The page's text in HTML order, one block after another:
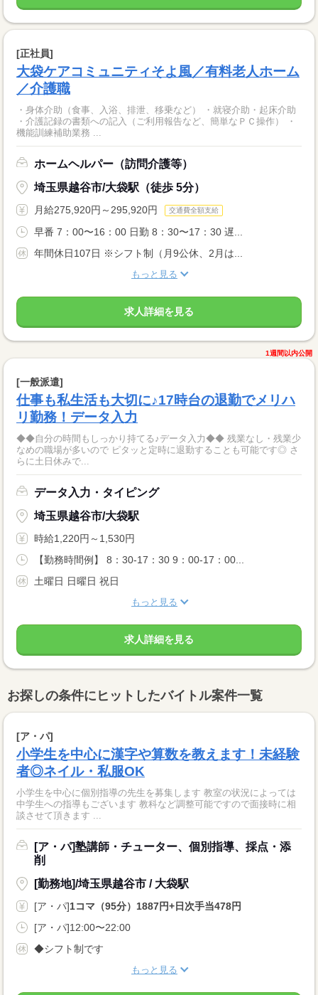
[正社員]
大袋ケアコミュニティそよ風／有料老人ホーム
／介護職
・身体介助（食事、入浴、排泄、移乗など） ・就寝介助・起床介助
・介護記録の書類への記入（ご利用報告など、簡単なＰＣ操作） ・
機能訓練補助業務 ...
ホームヘルパー（訪問介護等）
埼玉県越谷市/大袋駅（徒歩 5分）
月給275,920円～295,920円 交通費全額支給
早番 7：00〜16：00 日勤 8：30〜17：30 遅...
年間休日107日 ※シフト制（月9公休、2月は...
もっと見る
求人詳細を見る
1週間以内公開
[一般派遣]
仕事も私生活も大切に♪17時台の退勤でメリハ
リ勤務！データ入力
◆◆自分の時間もしっかり持てる♪データ入力◆◆ 残業なし・残業少
なめの職場が多いので ピタッと定時に退勤することも可能です◎ さ
らに土日休みで...
データ入力・タイピング
埼玉県越谷市/大袋駅
時給1,220円～1,530円
【勤務時間例】 8：30-17：30 9：00-17：00...
土曜日 日曜日 祝日
もっと見る
求人詳細を見る
お探しの条件にヒットしたバイトル案件一覧
[ア・パ]
小学生を中心に漢字や算数を教えます！未経験
者◎ネイル・私服OK
小学生を中心に個別指導の先生を募集します 教室の状況によっては
中学生への指導もございます 教科など調整可能ですので面接時に相
談させて頂きます ...
[ア・パ]塾講師・チューター、個別指導、採点・添
削
[勤務地]/埼玉県越谷市 / 大袋駅
[ア・パ]1コマ（95分）1887円+日次手当478円
[ア・パ]12:00〜22:00
◆シフト制です
もっと見る